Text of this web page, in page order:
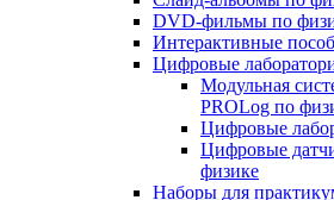
DVD-фильмы по
Интерактивные
Цифровые
Модульная
PROLog по
Цифровые
Цифровые
физике
Наборы для